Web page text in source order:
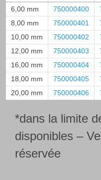
6,00 mm 750000400
8,00 mm
750000401
10,00 mm
750000402
12,00 mm
750000403
16,00 mm
750000404
18,00 mm
750000405
20,00 mm
750000406
*dans la limite
disponibles –
réservée